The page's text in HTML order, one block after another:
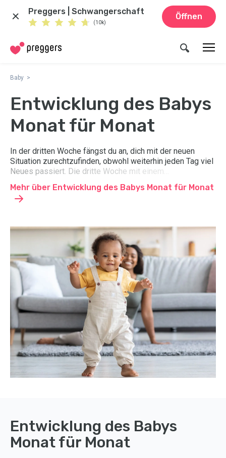
Preggers | Schwangerschaft
(10k)
Öffnen
Baby
Entwicklung des Babys
Monat für Monat
In der dritten Woche fängst du an, dich mit der neuen
Situation zurechtzufinden, obwohl weiterhin jeden Tag viel
Neues passiert. Die dritte Woche mit einem
Neugeborenen kann sehr gemütlich sein, aber gleichzeitig
auch voller schwindelerregender Gefühle und neuer
Routinen, die nicht immer perfekt funktionieren. Hier sind
Mehr über Entwicklung des Babys Monat für Monat
Entwicklung des Babys
Monat für Monat